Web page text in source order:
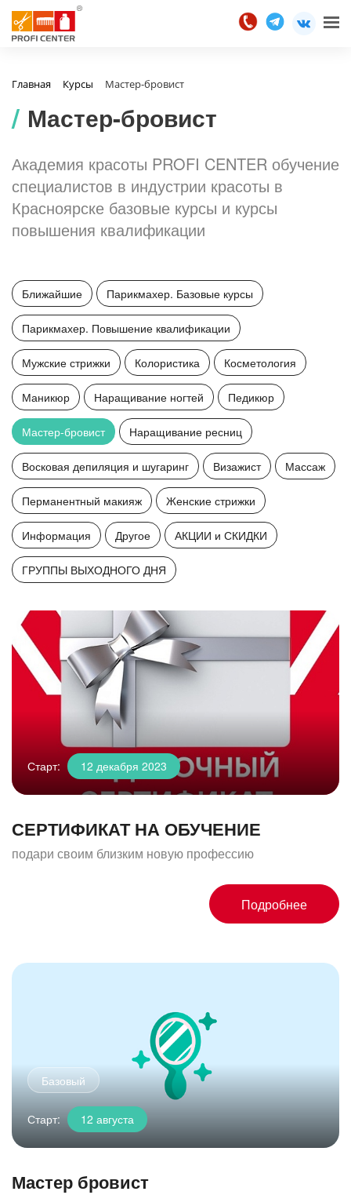
Главная Курсы Мастер-бровист
Мастер-бровист
Академия красоты PROFI CENTER обучение
специалистов в индустрии красоты в
Красноярске базовые курсы и курсы
повышения квалификации
Ближайшие Парикмахер. Базовые курсы
Парикмахер. Повышение квалификации
Мужские стрижки Колористика Косметология
Маникюр Наращивание ногтей Педикюр
Мастер-бровист Наращивание ресниц
Восковая депиляция и шугаринг Визажист Массаж
Перманентный макияж Женские стрижки
Информация Другое АКЦИИ и СКИДКИ
ГРУППЫ ВЫХОДНОГО ДНЯ
Старт: 12 декабря 2023
СЕРТИФИКАТ НА ОБУЧЕНИЕ
подари своим близким новую профессию
Старт: 12 августа
Мастер бровист